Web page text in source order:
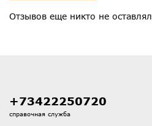
Отзывов еще никто не оставлял
+73422250720
справочная служба